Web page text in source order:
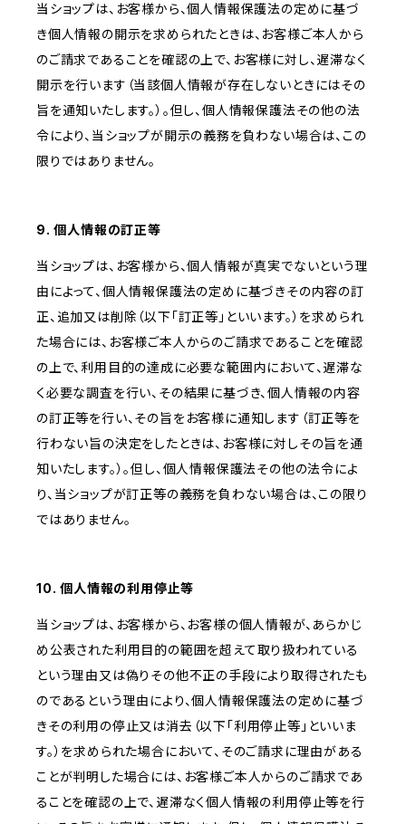
当ショップは、お客様から、個人情報保護法の定めに基づ
き個人情報の開示を求められたときは、お客様ご本人から
のご請求であることを確認の上で、お客様に対し、遅滞なく
開示を行います（当該個人情報が存在しないときにはその
旨を通知いたします。）。但し、個人情報保護法その他の法
令により、当ショップが開示の義務を負わない場合は、この
限りではありません。
9. 個人情報の訂正等
当ショップは、お客様から、個人情報が真実でないという理
由によって、個人情報保護法の定めに基づきその内容の訂
正、追加又は削除（以下「訂正等」といいます。）を求められ
た場合には、お客様ご本人からのご請求であることを確認
の上で、利用目的の達成に必要な範囲内において、遅滞な
く必要な調査を行い、その結果に基づき、個人情報の内容
の訂正等を行い、その旨をお客様に通知します（訂正等を
行わない旨の決定をしたときは、お客様に対しその旨を通
知いたします。）。但し、個人情報保護法その他の法令によ
り、当ショップが訂正等の義務を負わない場合は、この限り
ではありません。
10. 個人情報の利用停止等
当ショップは、お客様から、お客様の個人情報が、あらかじ
め公表された利用目的の範囲を超えて取り扱われている
という理由又は偽りその他不正の手段により取得されたも
のであるという理由により、個人情報保護法の定めに基づ
きその利用の停止又は消去（以下「利用停止等」といいま
す。）を求められた場合において、そのご請求に理由がある
ことが判明した場合には、お客様ご本人からのご請求であ
ることを確認の上で、遅滞なく個人情報の利用停止等を行